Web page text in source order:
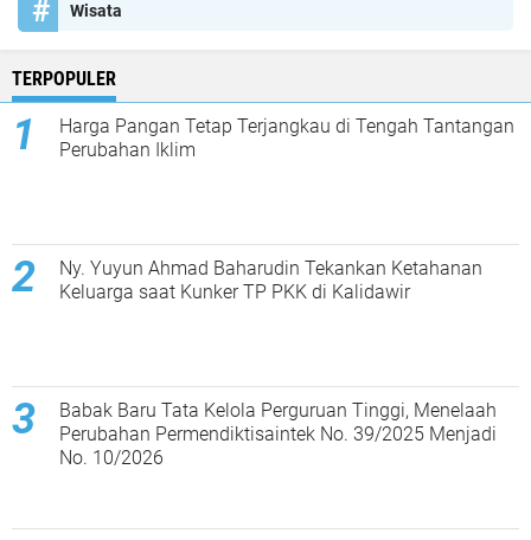
Wisata
TERPOPULER
Harga Pangan Tetap Terjangkau di Tengah Tantangan
Perubahan Iklim
Ny. Yuyun Ahmad Baharudin Tekankan Ketahanan
Keluarga saat Kunker TP PKK di Kalidawir
Babak Baru Tata Kelola Perguruan Tinggi, Menelaah
Perubahan Permendiktisaintek No. 39/2025 Menjadi
No. 10/2026